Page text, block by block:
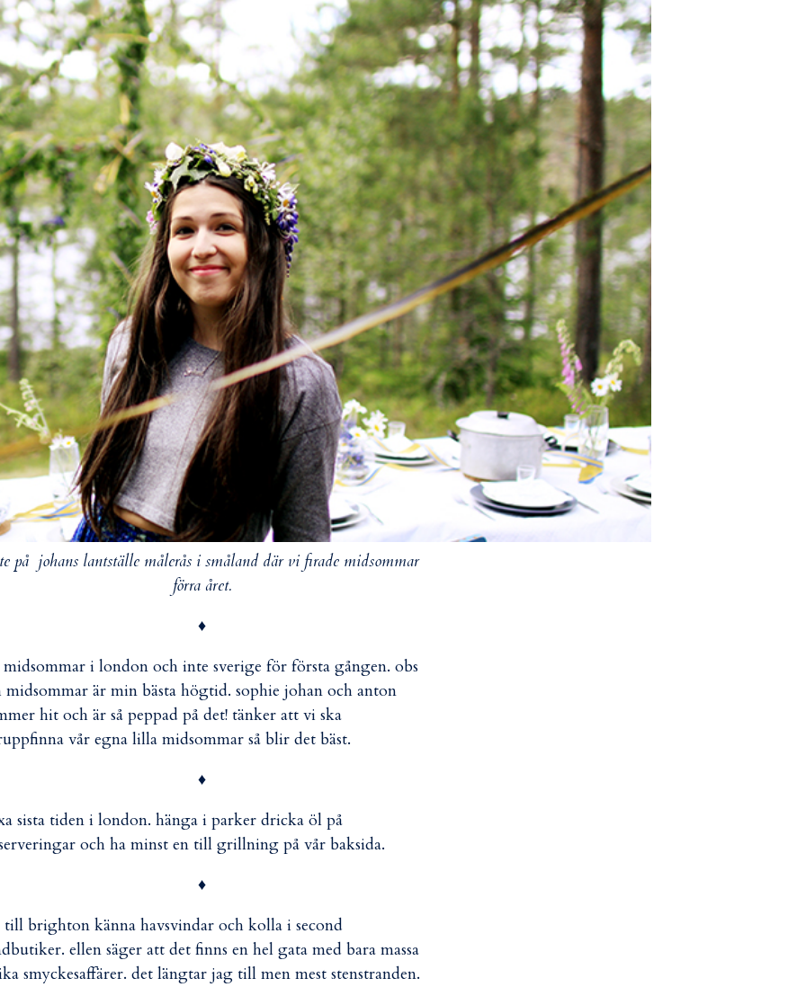
på johans lantställe målerås i småland där vi firade midsommar
förra året.
♦
i london och inte sverige för första gången. obs
midsommar är min bästa högtid. sophie johan och anton
hit och är så peppad på det! tänker att vi ska
vår egna lilla midsommar så blir det bäst.
♦
sista tiden i london. hänga i parker dricka öl på
och ha minst en till grillning på vår baksida.
♦
till brighton känna havsvindar och kolla i second
ellen säger att det finns en hel gata med bara massa
smyckesaffärer. det längtar jag till men mest stenstranden.